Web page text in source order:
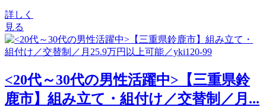
詳しく
見る
<20代～30代の男性活躍中>【三重県鈴
鹿市】組み立て・組付け／交替制／月...